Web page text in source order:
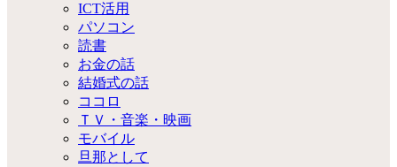
ICT活用
パソコン
読書
お金の話
結婚式の話
ココロ
ＴＶ・音楽・映画
モバイル
旦那として